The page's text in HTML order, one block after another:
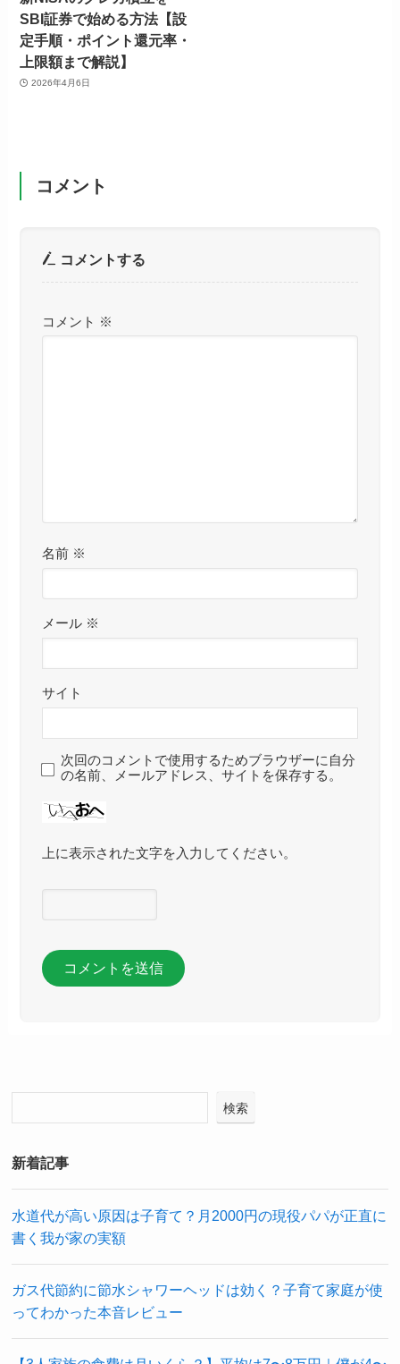
SBI証券で始める方法【設
定手順・ポイント還元率・
上限額まで解説】
2026年4月6日
コメント
コメントする
コメント ※
名前 ※
メール ※
サイト
次回のコメントで使用するためブラウザーに自分
の名前、メールアドレス、サイトを保存する。
上に表示された文字を入力してください。
検索
新着記事
水道代が高い原因は子育て？月2000円の現役パパが正直に
書く我が家の実額
ガス代節約に節水シャワーヘッドは効く？子育て家庭が使
ってわかった本音レビュー